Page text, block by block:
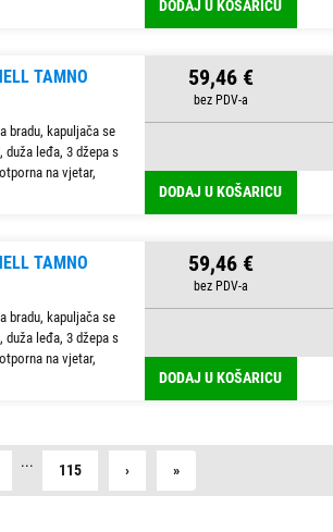
DODAJ U KOŠARICU
TAMNO
bradu, kapuljača se
leđa, 3 džepa s
na vjetar,
59,46 €
DODAJ U KOŠARICU
TAMNO
bradu, kapuljača se
leđa, 3 džepa s
na vjetar,
59,46 €
DODAJ U KOŠARICU
... 115 ›Next »Last